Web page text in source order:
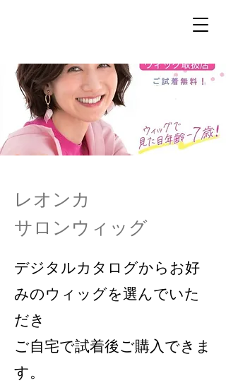
レオンカ
サロンウィッグ
デジタルカタログからお好
みのウィッグを選んでいた
だき
ご自宅で試着後ご購入できま
す。